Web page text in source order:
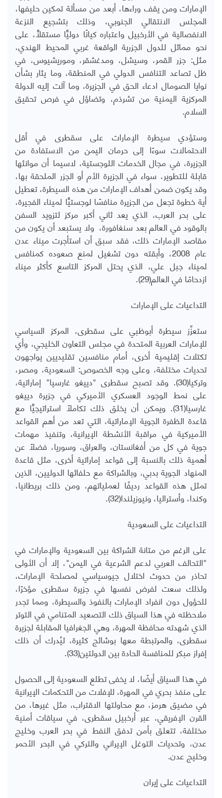
الإمارات ومن يقف وراءها، أبعد من مسألة تمكين حليفها،
المجلس الانتقالي الجنوبي، وذلك بتشجيع النزعة
الانفصالية في الأرخبيل واعتباره كيانًا دوليًّا مستقلًّا، على
نحو مماثل للدول الجزرية الواقعة غربي المحيط الهندي،
مثل: جزر القمر، وسيشل، ومدغشقر، وموريشيوس، في
ظل تصاعد التنافس الدولي في المنطقة، وما يثار بشأن
نوايا الصومال ادعاء الحق في الجزيرة، وما آلت إليه الدولة
المركزية اليمنية من تشرذم، وتضاؤل في فرص تحقيق
السلام.
وستؤدي سيطرة الإمارات على سقطرى في أقل
الاحتمالات سوءًا إلى حرمان اليمن من الاستفادة من
الجزيرة، في مجال الخدمات اللوجستية، لاسيما أن موانئها
قابلة للتطوير، سواء في الجزيرة الأم أو الجزر الملحقة بها،
وقد يكون ضمن أهداف الإمارات من هذه السيطرة، تعطيل
أية خطوة تجعل من الجزيرة منافسًا لوجستيًّا لميناء الفجيرة،
على بحر العرب، الذي يعد ثاني أكبر مركز لتزويد السفن
بالوقود في العالم بعد سنغافورة، ولا يستبعد أن يكون من
مقاصد الإمارات ذلك، فقد سبق أن استأجرت ميناء عدن
عام 2008، وأبقته دون تشغيل لمنع صعوده كمنافس
لميناء جبل علي، الذي يحتل المركز التاسع كأكثر ميناء
ازدحامًا في العالم(29).
التداعيات على الإمارات
ستعزِّز سيطرة أبوظبي على سقطرى، المركز السياسي
للإمارات العربية المتحدة في مجلس التعاون الخليجي، وأي
تكتلات إقليمية أخرى، أمام منافسين تقليديين يواجهون
تحديات مختلفة، وعلى وجه الخصوص: السعودية، ومصر،
وتركيا(30). وقد تصبح سقطرى "دييغو غارسيا" إماراتية،
على نمط الوجود العسكري الأميركي في جزيرة دييغو
غارسيا(31). ويمكن أن يخلق ذلك تكاملًا استراتيجيًّا مع
قاعدة الظفرة الجوية الإماراتية، التي تعد من أهم القواعد
الأميركية في مراقبة الأنشطة الإيرانية، وتنفيذ مهمات
جوية في كل من أفغانستان، والعراق، وسوريا، فضلًا عن
أهمية ذلك بالنسبة إلى قواعد إماراتية أخرى، مثل قاعدة
المنهاد الجوية بدبي، وبالشراكة مع حلفائها الدوليين، الذين
تمثل هذه القواعد رديفًا لعملياتهم، ومن ذلك بريطانيا،
وكندا، وأستراليا، ونيوزيلندا(32).
التداعيات على السعودية
على الرغم من متانة الشراكة بين السعودية والإمارات في
"التحالف العربي لدعم الشرعية في اليمن"، إلا أن الأولى
تحاذر من حدوث اختلال جيوسياسي لمصلحة الإمارات،
ولذلك سعت لفرض نفسها في جزيرة سقطرى مؤخرًا،
للحؤول دون انفراد الإمارات بالنفوذ والسيطرة، ومما تجدر
ملاحظته في هذا السياق ذلك التصعيد المتنامي في التوتر
الذي شهدته محافظة المهرة، وهي الجغرافيا المقابلة لجزيرة
سقطرى، والمرتبطة معها بوشائج كثيرة، ليُدرك أن ذلك
إفراز مبكر للمنافسة الحادة بين الدولتين(33).
في هذا السياق أيضًا، لا يخفى تطلع السعودية إلى الحصول
على منفذ بحري في المهرة، للإفلات من التحكمات الإيرانية
في مضيق هرمز، مع محاولتها الاقتراب، مثل غيرها، من
القرن الإفريقي، عبر أرخبيل سقطرى، في سياقات أمنية
مختلفة، تتعلق بأمن تدفق النفط في بحر العرب وخليج
عدن، وتحديات التوغل الإيراني والتركي في البحر الأحمر
وخليج عدن.
التداعيات على إيران